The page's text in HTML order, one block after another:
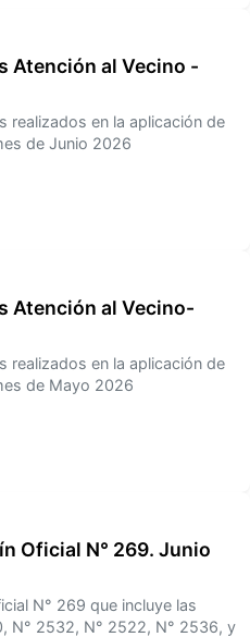
Atención al Vecino -
realizados en la aplicación de
de Junio 2026
Atención al Vecino-
realizados en la aplicación de
de Mayo 2026
Oficial N° 269. Junio
N° 269 que incluye las
N° 2532, N° 2522, N° 2536, y